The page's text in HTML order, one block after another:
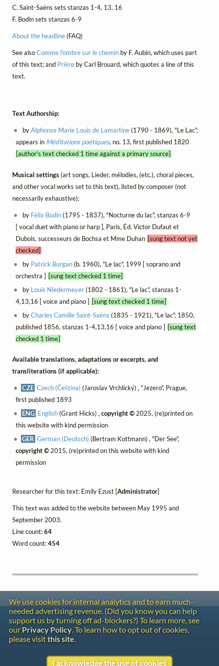
C. Saint-Saëns sets stanzas 1-4, 13, 16
F. Bodin sets stanzas 6-9
About the headline(FAQ)
See alsoComme l'ombre sur le chemin by F. Aubin, which uses part
of this text; and Prière by Carl Brouard, which quotes a line of this
text.
Text Authorship:
byAlphonse Marie Louis de Lamartine(1790 - 1869), "Le Lac",
appears in Méditations poétiques, no. 13, first published 1820
[author's text checked 1 time against a primary source]
Musical settings(art songs, Lieder, mélodies, (etc.), choral pieces,
and other vocal works set to this text), listed by composer (not
necessarily exhaustive):
by Félix Bodin(1795 - 1837), "Nocturne du lac", stanzas 6-9
[ vocal duet with piano or harp ], Paris, Éd. Victor Dufaut et
Dubois, successeurs de Bochsa et Mme Duhan [sung text not yet
checked]
by Patrick Burgan(b. 1960), "Le lac", 1999 [ soprano and
orchestra ] [sung text checked 1 time]
by Louis Niedermeyer(1802 - 1861), "Le lac", stanzas 1-
4,13,16 [ voice and piano ] [sung text checked 1 time]
byCharles Camille Saint-Saëns (1835 - 1921), "Le lac", 1850,
published 1856, stanzas 1-4,13,16 [ voice and piano ] [sung text
checked 1 time]
Available translations, adaptations or excerpts, and
transliterations (if applicable):
CZE Czech (Čeština) (Jaroslav Vrchlický) , "Jezero", Prague,
first published 1893
ENG English(Grant Hicks) ,copyright ©2025, (re)printed on
this website with kind permission
GER German (Deutsch) (Bertram Kottmann) , "Der See",
copyright ©2015, (re)printed on this website with kind
permission
Researcher for this text: Emily Ezust [Administrator]
This text was added to the website between May 1995 and
September 2003.
Line count:64
Word count:454
We use cookies for internal analytics and to earn much-
needed advertising revenue. (Did you know you can help
support us by turning off ad-blockers?) To learn more, see
our Privacy Policy. To learn how to opt out of cookies,
please visitthis site.
I acknowledge the use of cookies
Contact
Copyright
Privacy
Copyright © 2026 The LiederNet Archive